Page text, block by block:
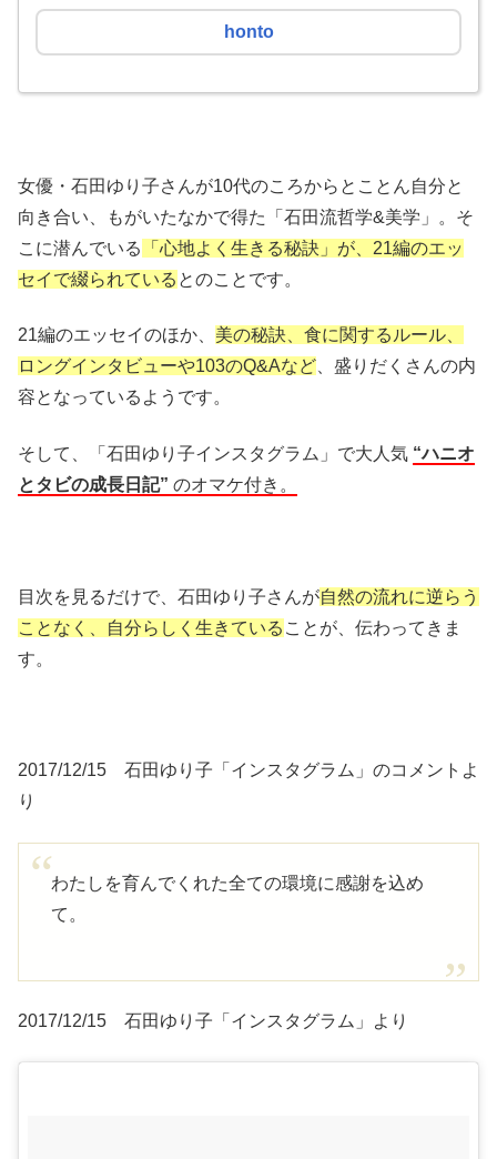
honto
女優・石田ゆり子さんが10代のころからとことん自分と
向き合い、もがいたなかで得た「石田流哲学&美学」。そ
こに潜んでいる
「心地よく生きる秘訣」が、21編のエッ
セイで綴られている とのことです。
21編のエッセイのほか、 美の秘訣、食に関するルール、
ロングインタビューや103のQ&Aなど 、盛りだくさんの内
容となっているようです。
そして、「石田ゆり子インスタグラム」で大人気 “ハニオ
とタビの成長日記” のオマケ付き。
目次を見るだけで、石田ゆり子さんが自然の流れに逆らう
ことなく、自分らしく生きている ことが、伝わってきま
す。
2017/12/15 石田ゆり子「インスタグラム」のコメントよ
り
わたしを育んでくれた全ての環境に感謝を込め
て。
2017/12/15 石田ゆり子「インスタグラム」より